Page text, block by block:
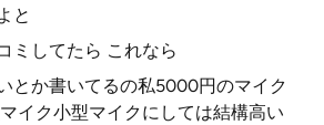
と
ミしてたら これなら
とか書いてるの私5000円のマイク
イク小型マイクにしては結構高い